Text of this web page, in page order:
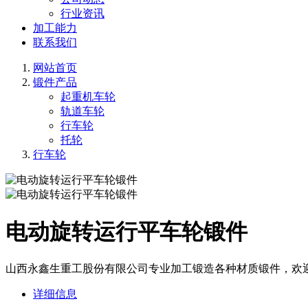
行业资讯
加工能力
联系我们
网站首页
锻件产品
起重机车轮
轨道车轮
行车轮
托轮
行车轮
电动旋转运行平车轮锻件
山西永鑫生重工股份有限公司专业加工锻造各种材质锻件，欢
详细信息